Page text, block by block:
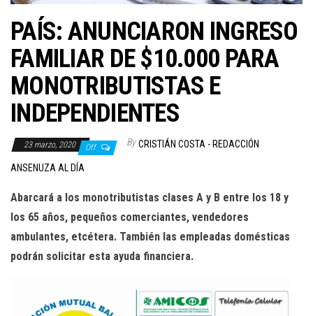
PAÍS: ANUNCIARON INGRESO
FAMILIAR DE $10.000 PARA
MONOTRIBUTISTAS E
INDEPENDIENTES
23 marzo, 2020 Off By CRISTIÁN COSTA - REDACCIÓN
ANSENUZA AL DÍA
Abarcará a los monotributistas clases A y B entre los 18 y
los 65 años, pequeños comerciantes, vendedores
ambulantes, etcétera. También las empleadas domésticas
podrán solicitar esta ayuda financiera.